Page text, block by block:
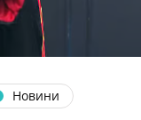
Новини